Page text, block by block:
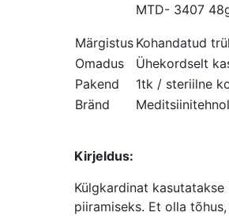
MTD- 3407
Märgistus Kohandatud
Omadus
Ühekordselt
Pakend
1tk / steriilne
Bränd
Kirjeldus:
Külgkardinat
piiramiseks. Et olla